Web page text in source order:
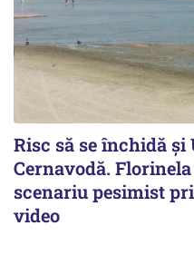
Risc să se închidă și
Cernavodă.
scenariu pesimist
video